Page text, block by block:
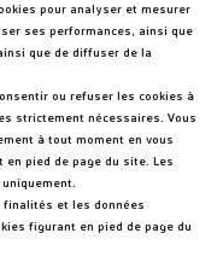
RGAA: Partiellement
légales
pour analyser et mesurer
ses performances, ainsi que
que de diffuser de la
ou refuser les cookies à
strictement nécessaires. Vous
à tout moment en vous
pied de page du site. Les
et les données
figurant en pied de page du